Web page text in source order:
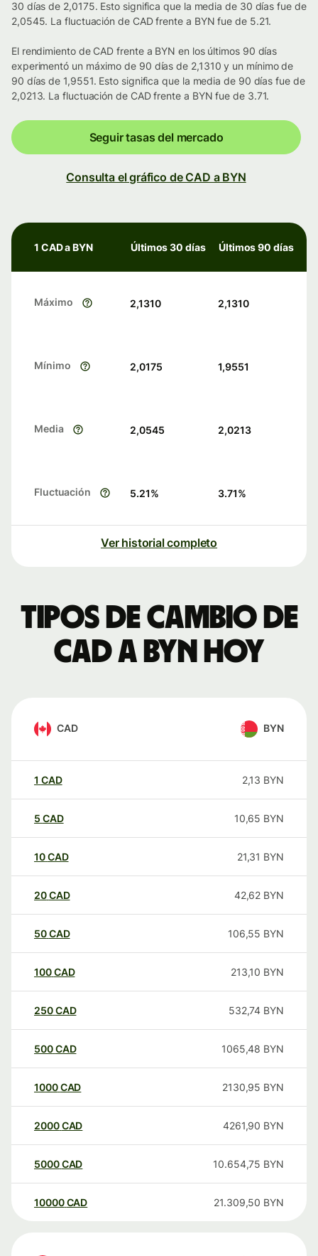
30 días de 2,0175. Esto significa que la media de 30 días fue de
2,0545. La fluctuación de CAD frente a BYN fue de 5.21.
El rendimiento de CAD frente a BYN en los últimos 90 días
experimentó un máximo de 90 días de 2,1310 y un mínimo de
90 días de 1,9551. Esto significa que la media de 90 días fue de
2,0213. La fluctuación de CAD frente a BYN fue de 3.71.
Seguir tasas del mercado
Consulta el gráfico de CAD a BYN
1 CAD a BYN Últimos 30 días Últimos 90 días
Máximo 2,1310 2,1310
Mínimo 2,0175 1,9551
Media 2,0545 2,0213
Fluctuación 5.21% 3.71%
Ver historial completo
Tipos de cambio de
CAD a BYN hoy
CAD BYN
1 CAD 2,13 BYN
5 CAD 10,65 BYN
10CAD 21,31 BYN
20CAD 42,62 BYN
50CAD 106,55 BYN
100CAD 213,10 BYN
250CAD 532,74 BYN
500CAD 1065,48 BYN
1000CAD 2130,95 BYN
2000CAD 4261,90 BYN
5000CAD 10.654,75 BYN
10000 CAD 21.309,50 BYN